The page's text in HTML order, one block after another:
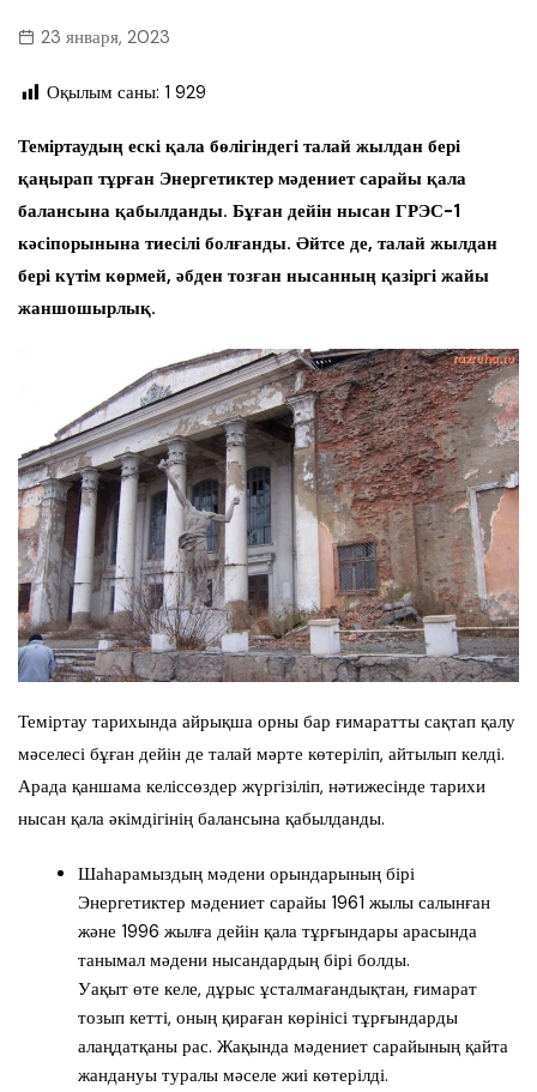
23 января, 2023
Оқылым саны: 1 929
Теміртаудың ескі қала бөлігіндегі талай жылдан бері
қаңырап тұрған Энергетиктер мәдениет сарайы қала
балансына қабылданды. Бұған дейін нысан ГРЭС-1
кәсіпорынына тиесілі болғанды. Әйтсе де, талай жылдан
бері күтім көрмей, әбден тозған нысанның қазіргі жайы
жаншошырлық.
Теміртау тарихында айрықша орны бар ғимаратты сақтап қалу
мәселесі бұған дейін де талай мәрте көтеріліп, айтылып келді.
Арада қаншама келіссөздер жүргізіліп, нәтижесінде тарихи
нысан қала әкімдігінің балансына қабылданды.
Шаһарамыздың мәдени орындарының бірі
Энергетиктер мәдениет сарайы 1961 жылы салынған
және 1996 жылға дейін қала тұрғындары арасында
танымал мәдени нысандардың бірі болды.
Уақыт өте келе, дұрыс ұсталмағандықтан, ғимарат
тозып кетті, оның қираған көрінісі тұрғындарды
алаңдатқаны рас. Жақында мәдениет сарайының қайта
жандануы туралы мәселе жиі көтерілді.